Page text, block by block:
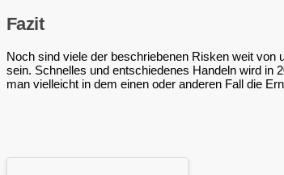
Fazit
Noch sind viele der beschriebenen Risken weit
sein. Schnelles und entschiedenes Handeln wird in
man vielleicht in dem einen oder anderen Fall die